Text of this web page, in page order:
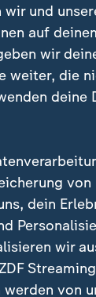
und
auf
wir
weiter, die
deine
dein
wir
von